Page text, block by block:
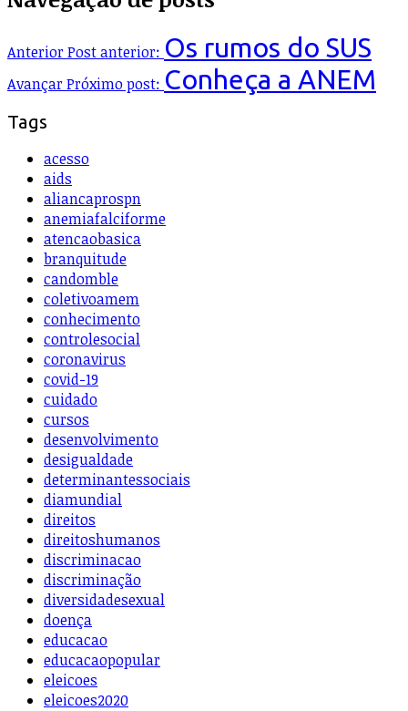
AnteriorPost anterior: Os rumos do SUS
AvançarPróximo post: Conheça a ANEM
Tags
acesso
aids
aliancaprospn
anemiafalciforme
atencaobasica
branquitude
candomble
coletivoamem
conhecimento
controlesocial
coronavirus
covid-19
cuidado
cursos
desenvolvimento
desigualdade
determinantessociais
diamundial
direitos
direitoshumanos
discriminacao
discriminação
diversidadesexual
doença
educacao
educacaopopular
eleicoes
eleicoes2020